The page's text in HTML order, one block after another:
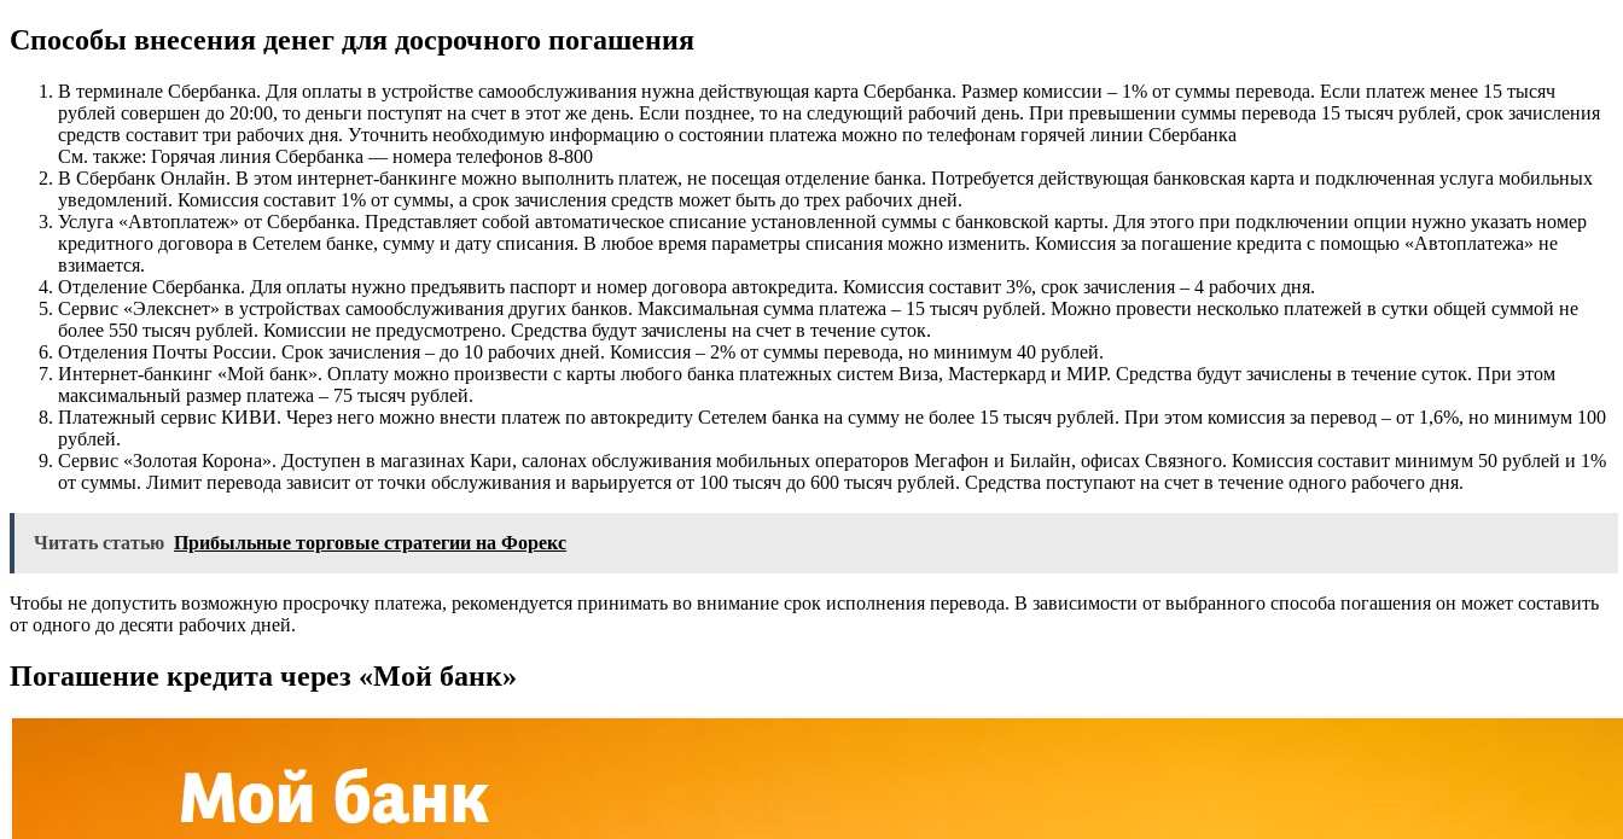
Способы внесения денег для досрочного погашения
В терминале Сбербанка. Для оплаты в устройстве самообслуживания нужна действующая карта Сбербанка. Размер комиссии – 1% от суммы перевода. Если платеж менее 15 тысяч
рублей совершен до 20:00, то деньги поступят на счет в этот же день. Если позднее, то на следующий рабочий день. При превышении суммы перевода 15 тысяч рублей, срок зачисления
средств составит три рабочих дня. Уточнить необходимую информацию о состоянии платежа можно по телефонам горячей линии Сбербанка
См. также: Горячая линия Сбербанка — номера телефонов 8-800
В Сбербанк Онлайн. В этом интернет-банкинге можно выполнить платеж, не посещая отделение банка. Потребуется действующая банковская карта и подключенная услуга мобильных
уведомлений. Комиссия составит 1% от суммы, а срок зачисления средств может быть до трех рабочих дней.
Услуга «Автоплатеж» от Сбербанка. Представляет собой автоматическое списание установленной суммы с банковской карты. Для этого при подключении опции нужно указать номер
кредитного договора в Сетелем банке, сумму и дату списания. В любое время параметры списания можно изменить. Комиссия за погашение кредита с помощью «Автоплатежа» не
взимается.
Отделение Сбербанка. Для оплаты нужно предъявить паспорт и номер договора автокредита. Комиссия составит 3%, срок зачисления – 4 рабочих дня.
Сервис «Элекснет» в устройствах самообслуживания других банков. Максимальная сумма платежа – 15 тысяч рублей. Можно провести несколько платежей в сутки общей суммой не
более 550 тысяч рублей. Комиссии не предусмотрено. Средства будут зачислены на счет в течение суток.
Отделения Почты России. Срок зачисления – до 10 рабочих дней. Комиссия – 2% от суммы перевода, но минимум 40 рублей.
Интернет-банкинг «Мой банк». Оплату можно произвести с карты любого банка платежных систем Виза, Мастеркард и МИР. Средства будут зачислены в течение суток. При этом
максимальный размер платежа – 75 тысяч рублей.
Платежный сервис КИВИ. Через него можно внести платеж по автокредиту Сетелем банка на сумму не более 15 тысяч рублей. При этом комиссия за перевод – от 1,6%, но минимум 100
рублей.
Сервис «Золотая Корона». Доступен в магазинах Кари, салонах обслуживания мобильных операторов Мегафон и Билайн, офисах Связного. Комиссия составит минимум 50 рублей и 1%
от суммы. Лимит перевода зависит от точки обслуживания и варьируется от 100 тысяч до 600 тысяч рублей. Средства поступают на счет в течение одного рабочего дня.
Читать статью Прибыльные торговые стратегии на Форекс
Чтобы не допустить возможную просрочку платежа, рекомендуется принимать во внимание срок исполнения перевода. В зависимости от выбранного способа погашения он может составить
от одного до десяти рабочих дней.
Погашение кредита через «Мой банк»